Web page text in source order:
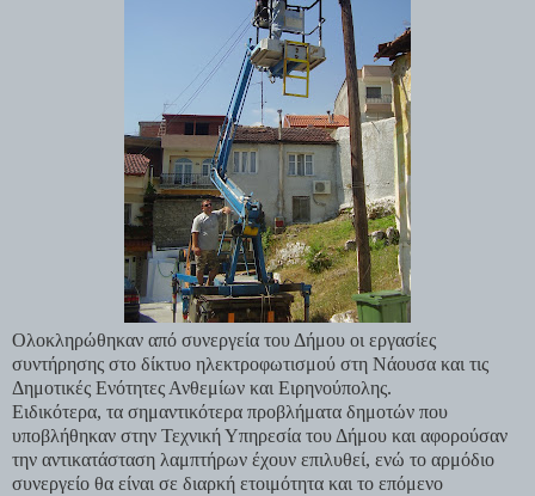
Ολοκληρώθηκαν από συνεργεία του Δήμου οι εργασίες
συντήρησης στο δίκτυο ηλεκτροφωτισμού στη Νάουσα και τις
Δημοτικές Ενότητες Ανθεμίων και Ειρηνούπολης.
Ειδικότερα, τα σημαντικότερα προβλήματα δημοτών που
υποβλήθηκαν στην Τεχνική Υπηρεσία του Δήμου και αφορούσαν
την αντικατάσταση λαμπτήρων έχουν επιλυθεί, ενώ το αρμόδιο
συνεργείο θα είναι σε διαρκή ετοιμότητα και το επόμενο